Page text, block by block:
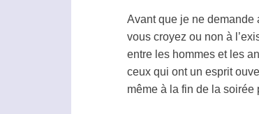
Avant que je ne demande
vous croyez ou non à
entre les hommes et les
ceux qui ont un esprit
même à la fin de la soirée